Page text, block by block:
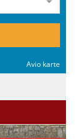
Avio karte